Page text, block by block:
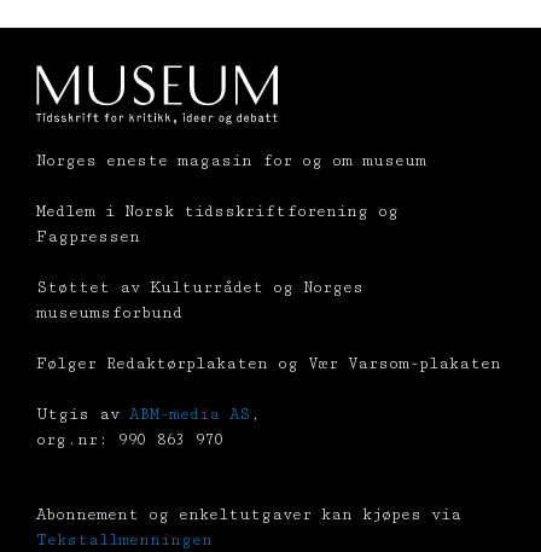
Norges eneste magasin for og om museum
Medlem i Norsk tidsskriftforening og
Fagpressen
Støttet av Kulturrådet og Norges
museumsforbund
Følger Redaktørplakaten og Vær Varsom-plakaten
Utgis av ABM-media AS ,
org.nr: 990 863 970
Abonnement og enkeltutgaver kan kjøpes via
Tekstallmenningen